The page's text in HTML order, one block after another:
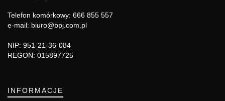
Telefon komórkowy: 666 855 557
e-mail: biuro@bpj.com.pl
NIP: 951-21-36-084
REGON: 015897725
INFORMACJE